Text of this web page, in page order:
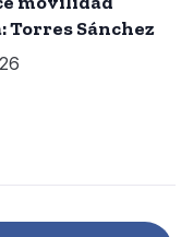
Sánchez